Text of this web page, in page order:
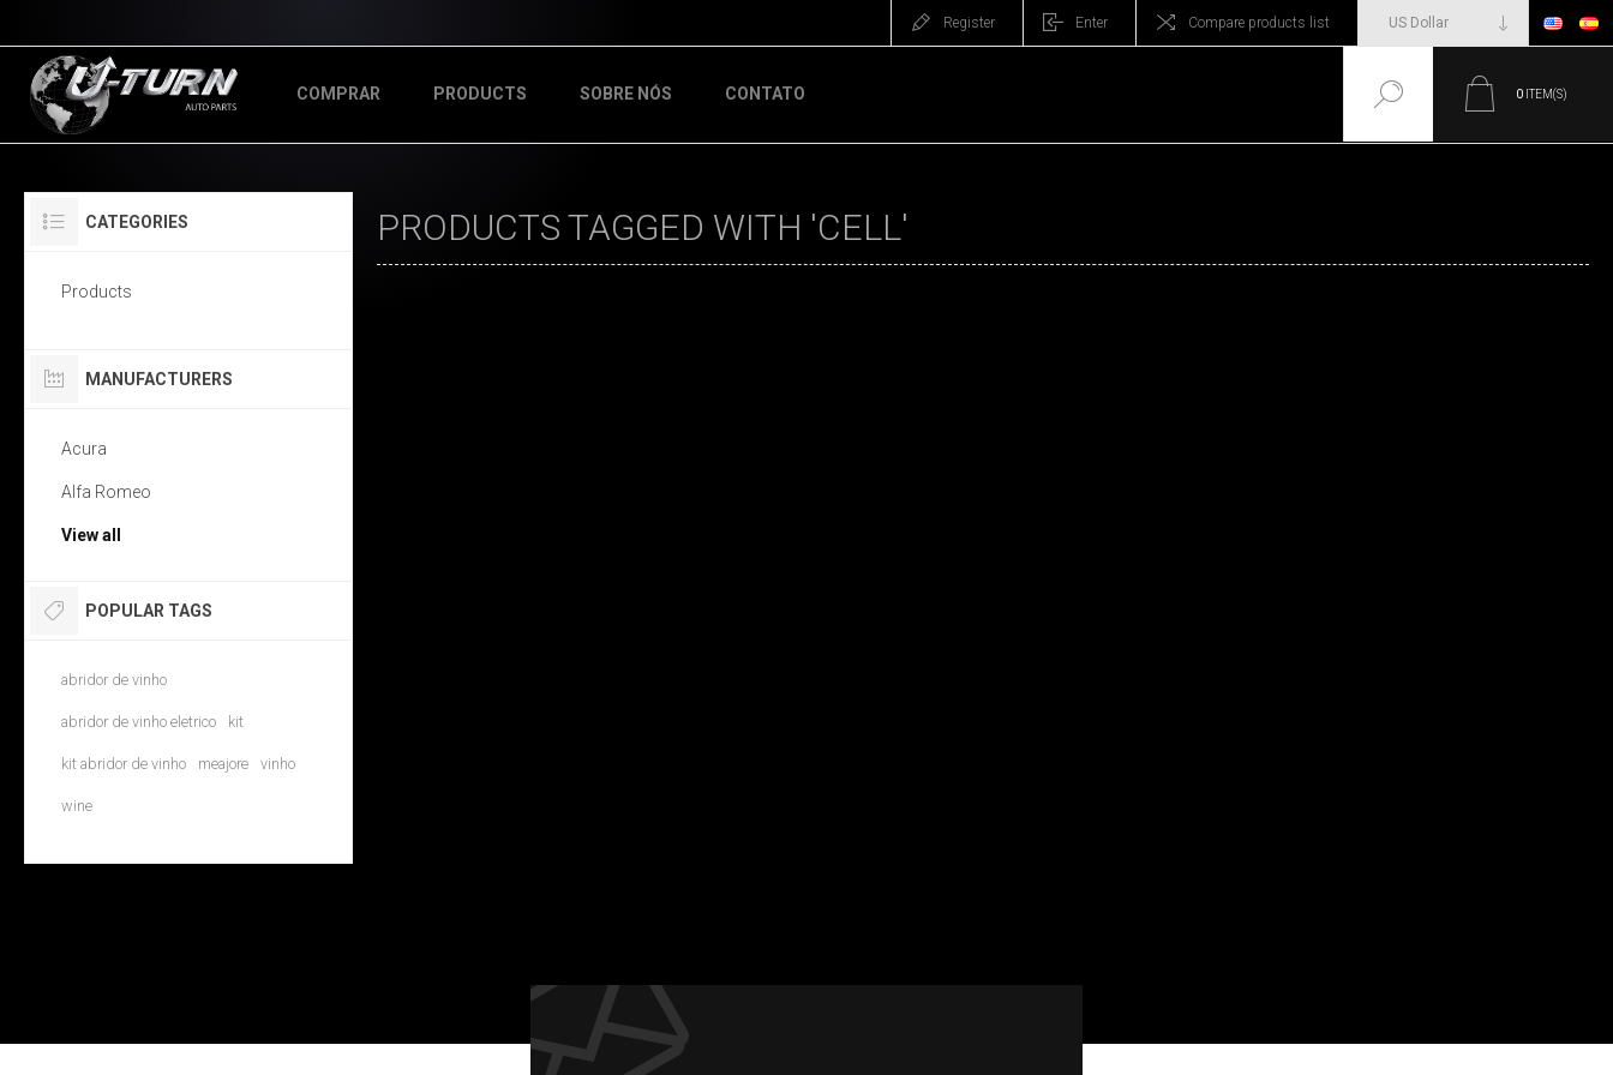
Register Enter Compare products list
COMPRAR PRODUCTS SOBRE NÓS CONTATO 0 ITEM(S)
PRODUCTS TAGGED WITH 'CELL'
CATEGORIES
Products
MANUFACTURERS
Acura
Alfa Romeo
View all
POPULAR TAGS
abridor de vinho
abridor de vinho eletrico kit
kit abridor de vinho meajore vinho
wine